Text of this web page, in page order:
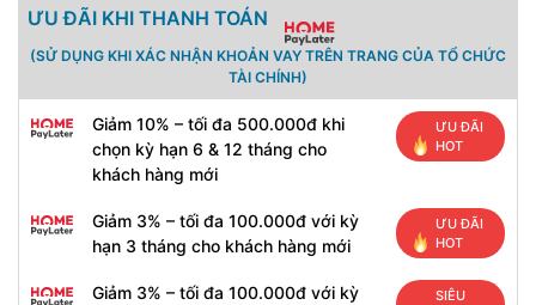
ƯU ĐÃI KHI THANH TOÁN
(SỬ DỤNG KHI XÁC NHẬN KHOẢN VAY TRÊN TRANG CỦA TỔ CHỨC
TÀI CHÍNH)
Giảm 10% – tối đa 500.000đ khi
chọn kỳ hạn 6 & 12 tháng cho
khách hàng mới
ƯU ĐÃI
HOT
Giảm 3% – tối đa 100.000đ với kỳ
hạn 3 tháng cho khách hàng mới
ƯU ĐÃI
HOT
Giảm 3% – tối đa 100.000đ với kỳ
SIÊU